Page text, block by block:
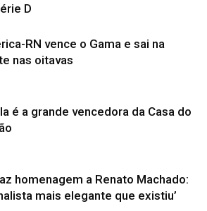
D
RN vence o Gama e sai na
nas oitavas
é a grande vencedora da Casa do
homenagem a Renato Machado:
mais elegante que existiu’